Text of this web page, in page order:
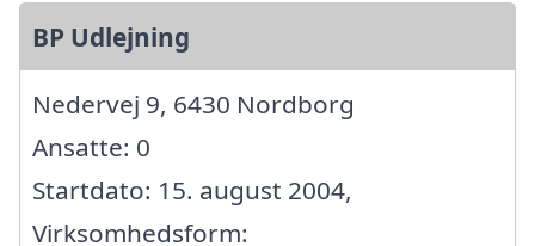
BP Udlejning
Nedervej 9, 6430 Nordborg
Ansatte: 0
Startdato: 15. august 2004,
Virksomhedsform: